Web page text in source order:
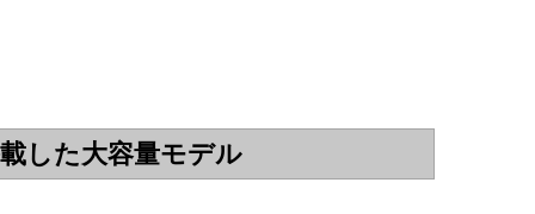
した大容量モデル